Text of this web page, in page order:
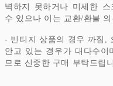
벽하지 못하거나 미세한
수 있으나 이는 교환/환불
- 빈티지 상품의 경우 까짐,
안고 있는 경우가 대다수
므로 신중한 구매 부탁드립